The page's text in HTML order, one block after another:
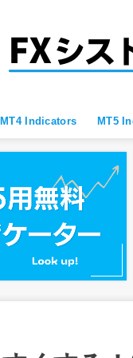
MT4 Indicators
すべて
便利ツール
Oscillator
Moving Average
Fibonacci
Bollinger Bands
レジサポ・トレンドラ
ブレイクアウト向け
スキャルピング向け
通貨強弱
プライスアクション向け
MT5